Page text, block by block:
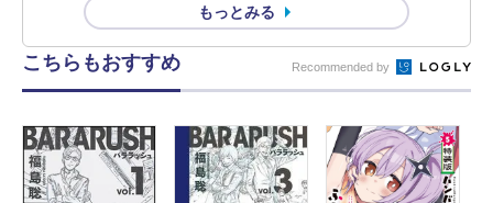
もっとみる
こちらもおすすめ Recommended by